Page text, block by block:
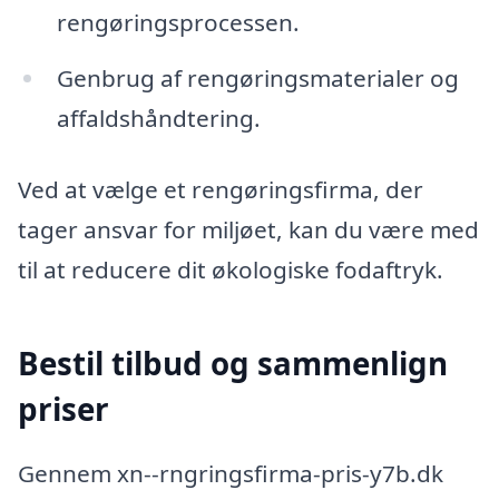
rengøringsprocessen.
Genbrug af rengøringsmaterialer og
affaldshåndtering.
Ved at vælge et rengøringsfirma, der
tager ansvar for miljøet, kan du være med
til at reducere dit økologiske fodaftryk.
Bestil tilbud og sammenlign
priser
Gennem xn--rngringsfirma-pris-y7b.dk